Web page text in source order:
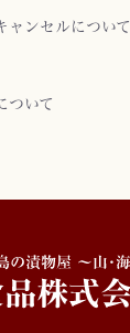
ャンセルについて
ついて